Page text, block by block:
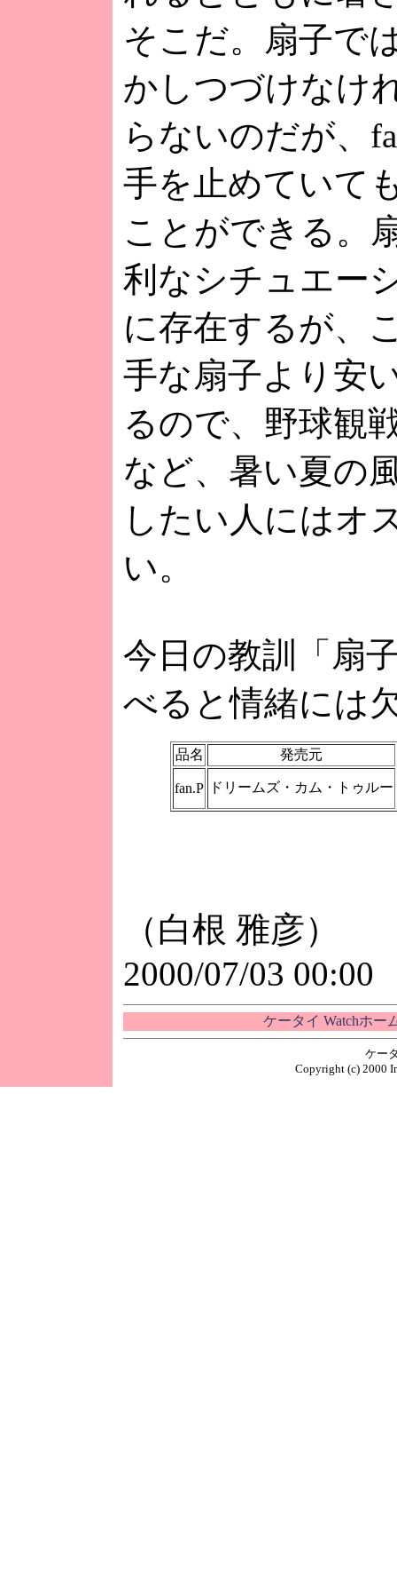
そこだ。扇子で
かしつづけなけ
らないのだが、
手を止めていて
ことができる。
利なシチュエー
に存在するが、
手な扇子より安
るので、野球観
など、暑い夏の
したい人にはオ
い。
今日の教訓「扇
べると情緒には
品名 発売元
fan.P ドリームズ・カム・トゥルー
（白根 雅彦）
2000/07/03 00:00
ケータイ Watchホー
ケー
Copyright (c) 2000